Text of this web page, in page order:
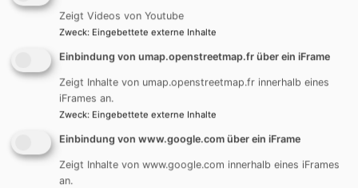
Wir sind für Sie da:
Holzschwang
St.-Georg-Str. 14
89233 Neu-Ulm
E-Mail: pfarramt.holzschwang@elkb.de
07307 / 92 91 83
Zeigt Videos von Youtube
Zweck: Eingebettete externe Inhalte
Einbindung von umap.openstreetmap.fr über ein iFrame
Zeigt Inhalte von umap.openstreetmap.fr innerhalb eines
iFrames an.
Zweck: Eingebettete externe Inhalte
Einbindung von www.google.com über ein iFrame
Zeigt Inhalte von www.google.com innerhalb eines iFrames
an.